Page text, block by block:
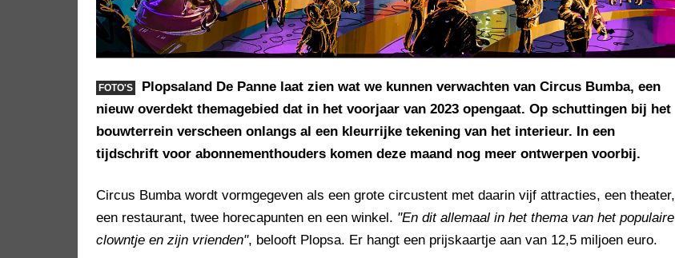
FOTO'S
Plopsaland De Panne laat zien wat we kunnen verwachten van Circus Bumba, een
nieuw overdekt themagebied dat in het voorjaar van 2023 opengaat. Op schuttingen bij het
bouwterrein verscheen onlangs al een kleurrijke tekening van het interieur. In een
tijdschrift voor abonnementhouders komen deze maand nog meer ontwerpen voorbij.
Circus Bumba wordt vormgegeven als een grote circustent met daarin vijf attracties, een theater,
een restaurant, twee horecapunten en een winkel. "En dit allemaal in het thema van het populaire
clowntje en zijn vrienden", belooft Plopsa. Er hangt een prijskaartje aan van 12,5 miljoen euro.